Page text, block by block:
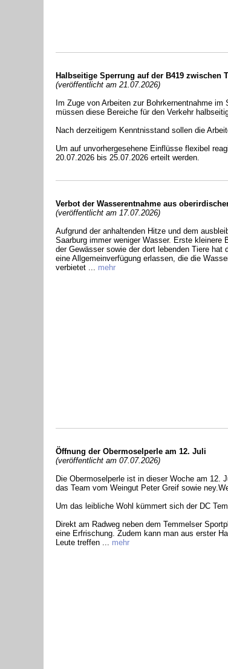
Halbseitige Sperrung auf der B419 zwischen
(veröffentlicht am 21.07.2026)
Im Zuge von Arbeiten zur Bohrkernentnahme
müssen diese Bereiche für den Verkehr
Nach derzeitigem Kenntnisstand sollen die
Um auf unvorhergesehene Einflüsse flexibel
20.07.2026 bis 25.07.2026 erteilt werden.
Verbot der Wasserentnahme aus
(veröffentlicht am 17.07.2026)
Aufgrund der anhaltenden Hitze und dem
Saarburg immer weniger Wasser. Erste
der Gewässer sowie der dort lebenden Tiere hat
eine Allgemeinverfügung erlassen, die die
verbietet ... mehr
Öffnung der Obermoselperle am 12. Juli
(veröffentlicht am 07.07.2026)
Die Obermoselperle ist in dieser Woche am 12.
das Team vom Weingut Peter Greif sowie
Um das leibliche Wohl kümmert sich der DC
Direkt am Radweg neben dem Temmelser
eine Erfrischung. Zudem kann man aus erster
Leute treffen ... mehr